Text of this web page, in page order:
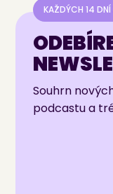
KAŽDÝCH 14
Souhrn
podcastu a